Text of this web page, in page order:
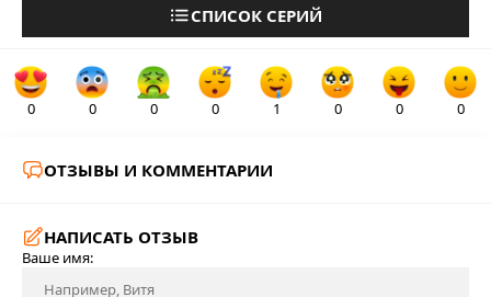
СПИСОК СЕРИЙ
0 0 0 0 1 0 0 0
ОТЗЫВЫ И КОММЕНТАРИИ
НАПИСАТЬ ОТЗЫВ
Ваше имя: